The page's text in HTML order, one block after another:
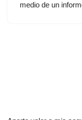
medio de un